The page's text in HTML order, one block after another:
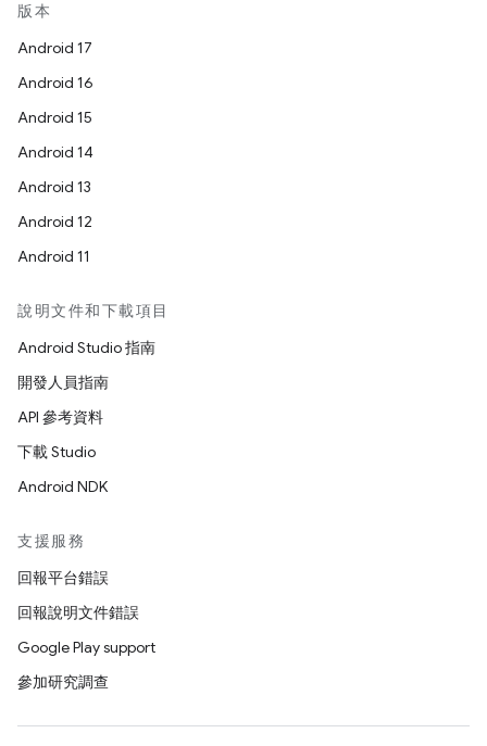
版本
Android 17
Android 16
Android 15
Android 14
Android 13
Android 12
Android 11
說明文件和下載項目
Android Studio 指南
開發人員指南
API 參考資料
下載 Studio
Android NDK
支援服務
回報平台錯誤
回報說明文件錯誤
Google Play support
參加研究調查